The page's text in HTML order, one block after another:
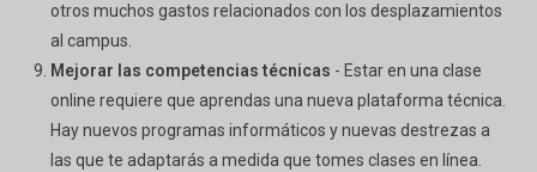
otros muchos gastos relacionados con los desplazamientos
al campus.
Mejorar las competencias técnicas - Estar en una clase
online requiere que aprendas una nueva plataforma técnica.
Hay nuevos programas informáticos y nuevas destrezas a
las que te adaptarás a medida que tomes clases en línea.